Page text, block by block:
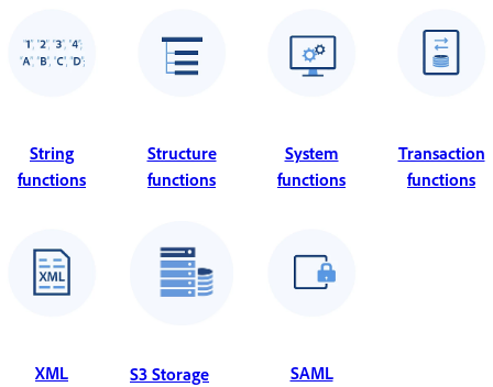
String
functions
Structure
functions
System
functions
Transaction
functions
XML
S3 Storage
SAML